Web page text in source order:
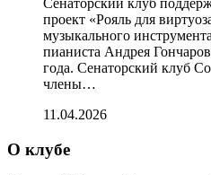
Сенаторский клуб
проект «Рояль для
музыкального
пианиста Андрея
года. Сенаторский клуб
члены…
11.04.2026
О клубе